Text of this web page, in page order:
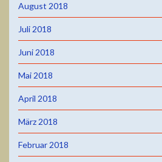
August 2018
Juli 2018
Juni 2018
Mai 2018
April 2018
März 2018
Februar 2018